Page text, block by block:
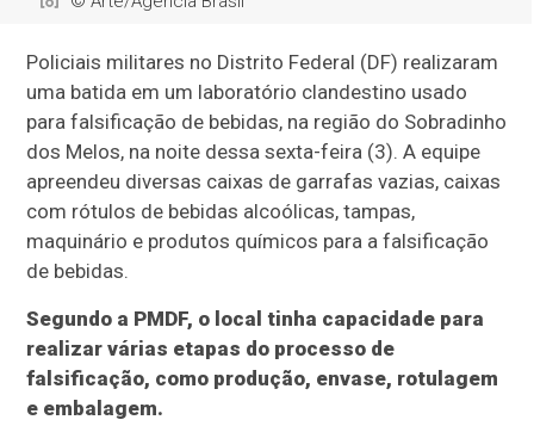
Policiais militares no Distrito Federal (DF) realizaram
uma batida em um laboratório clandestino usado
para falsificação de bebidas, na região do Sobradinho
dos Melos, na noite dessa sexta-feira (3). A equipe
apreendeu diversas caixas de garrafas vazias, caixas
com rótulos de bebidas alcoólicas, tampas,
maquinário e produtos químicos para a falsificação
de bebidas.
Segundo a PMDF, o local tinha capacidade para
realizar várias etapas do processo de
falsificação, como produção, envase, rotulagem
e embalagem.